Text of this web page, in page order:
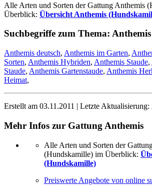
Alle Arten und Sorten der Gattung Anthemis
Überblick: Übersicht Anthemis
Suchbegriffe zum Thema:
Anthemis deutsch, Anthemis im Garten,
Sorten, Anthemis Hybriden, Anthemis Staude,
Staude, Anthemis Gartenstaude, Anthemis
Heimat,
Erstellt am 03.11.2011 | Letzte Aktualisierung:
Mehr Infos zur Gattung Anthemis
Alle Arten und Sorten der
(Hundskamille) im Überblick:
(Hundskamille)
Preiswerte Angebote von online